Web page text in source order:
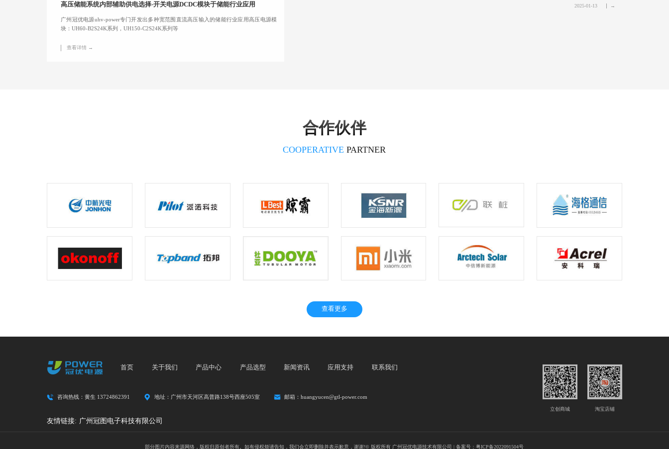
高压储能系统内部辅助供电选择-开关电源DCDC模块于储能行业应用
广州冠优电源uhv-power专门开发出多种宽范围直流高压输入的储能行业应用高压电源模
块：UH60-B2S24K系列，UH150-C2S24K系列等
查看详情 →
2025-01-13
合作伙伴
COOPERATIVE PARTNER
查看更多
首页 关于我们 产品中心 产品选型 新闻资讯 应用支持 联系我们
咨询热线：黄生 13724862391 地址：广州市天河区高普路138号西座505室 邮箱：huangyucen@gtl-power.com
立创商城 淘宝店铺
友情链接: 广州冠图电子科技有限公司
部分图片内容来源网络，版权归原创者所有。如有侵权烦请告知，我们会立即删除并表示歉意，谢谢!© 版权所有 广州冠优电源技术有限公司 | 备案号：粤ICP备2022091504号